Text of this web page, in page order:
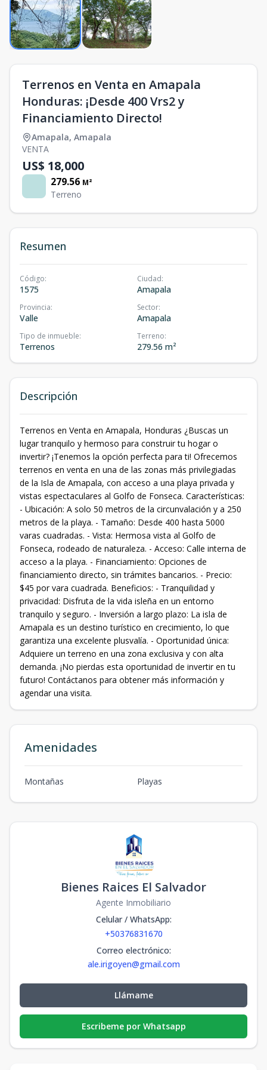
Terrenos en Venta en Amapala
Honduras: ¡Desde 400 Vrs2 y
Financiamiento Directo!
Amapala, Amapala
VENTA
US$ 18,000
279.56 M²
Terreno
Resumen
Código:
1575
Ciudad:
Amapala
Provincia:
Valle
Sector:
Amapala
Tipo de inmueble:
Terrenos
Terreno:
279.56 m²
Descripción
Terrenos en Venta en Amapala, Honduras ¿Buscas un
lugar tranquilo y hermoso para construir tu hogar o
invertir? ¡Tenemos la opción perfecta para ti! Ofrecemos
terrenos en venta en una de las zonas más privilegiadas
de la Isla de Amapala, con acceso a una playa privada y
vistas espectaculares al Golfo de Fonseca. Características:
- Ubicación: A solo 50 metros de la circunvalación y a 250
metros de la playa. - Tamaño: Desde 400 hasta 5000
varas cuadradas. - Vista: Hermosa vista al Golfo de
Fonseca, rodeado de naturaleza. - Acceso: Calle interna de
acceso a la playa. - Financiamiento: Opciones de
financiamiento directo, sin trámites bancarios. - Precio:
$45 por vara cuadrada. Beneficios: - Tranquilidad y
privacidad: Disfruta de la vida isleña en un entorno
tranquilo y seguro. - Inversión a largo plazo: La isla de
Amapala es un destino turístico en crecimiento, lo que
garantiza una excelente plusvalía. - Oportunidad única:
Adquiere un terreno en una zona exclusiva y con alta
demanda. ¡No pierdas esta oportunidad de invertir en tu
futuro! Contáctanos para obtener más información y
agendar una visita.
Amenidades
Montañas Playas
Bienes Raices El Salvador
Agente Inmobiliario
Celular / WhatsApp:
+50376831670
Correo electrónico:
ale.irigoyen@gmail.com
Llámame
Escribeme por Whatsapp